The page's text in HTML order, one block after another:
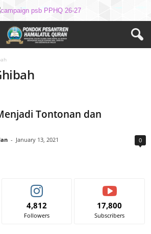
Tontonan dan
- January 13, 2021 0
4,812
Followers
17,800
Subscribers